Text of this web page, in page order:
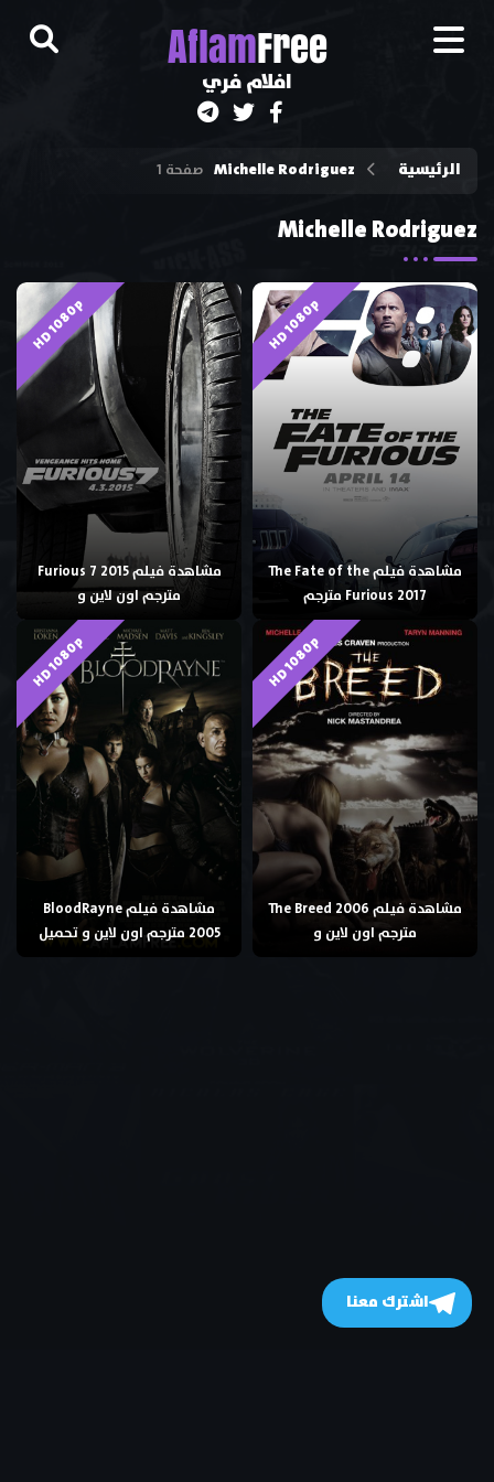
AflamFree
افلام فري
الرئيسية Michelle Rodriguez صفحة 1
Michelle Rodriguez
HD 1080p
مشاهدة فيلم The Fate of the
Furious 2017 مترجم
HD 1080p
مشاهدة فيلم Furious 7 2015
مترجم اون لاين و
HD 1080p
مشاهدة فيلم The Breed 2006
مترجم اون لاين و
HD 1080p
مشاهدة فيلم BloodRayne
2005 مترجم اون لاين و تحميل
اشترك معنا